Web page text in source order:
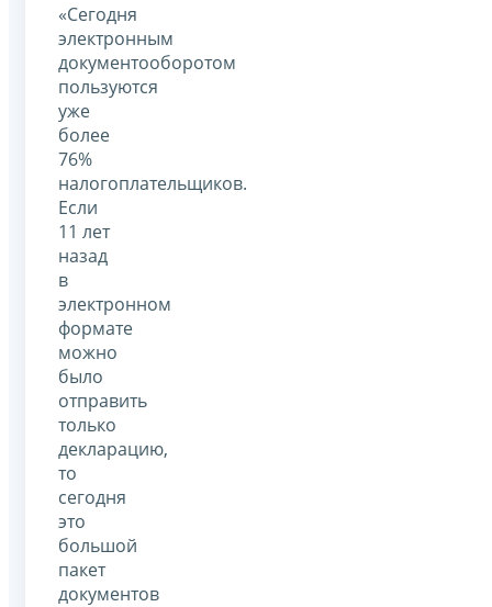
«Сегодня
электронным
документооборотом
пользуются
уже
более
76%
налогоплательщиков.
Если
11 лет
назад
в
электронном
формате
можно
было
отправить
только
декларацию,
то
сегодня
это
большой
пакет
документов